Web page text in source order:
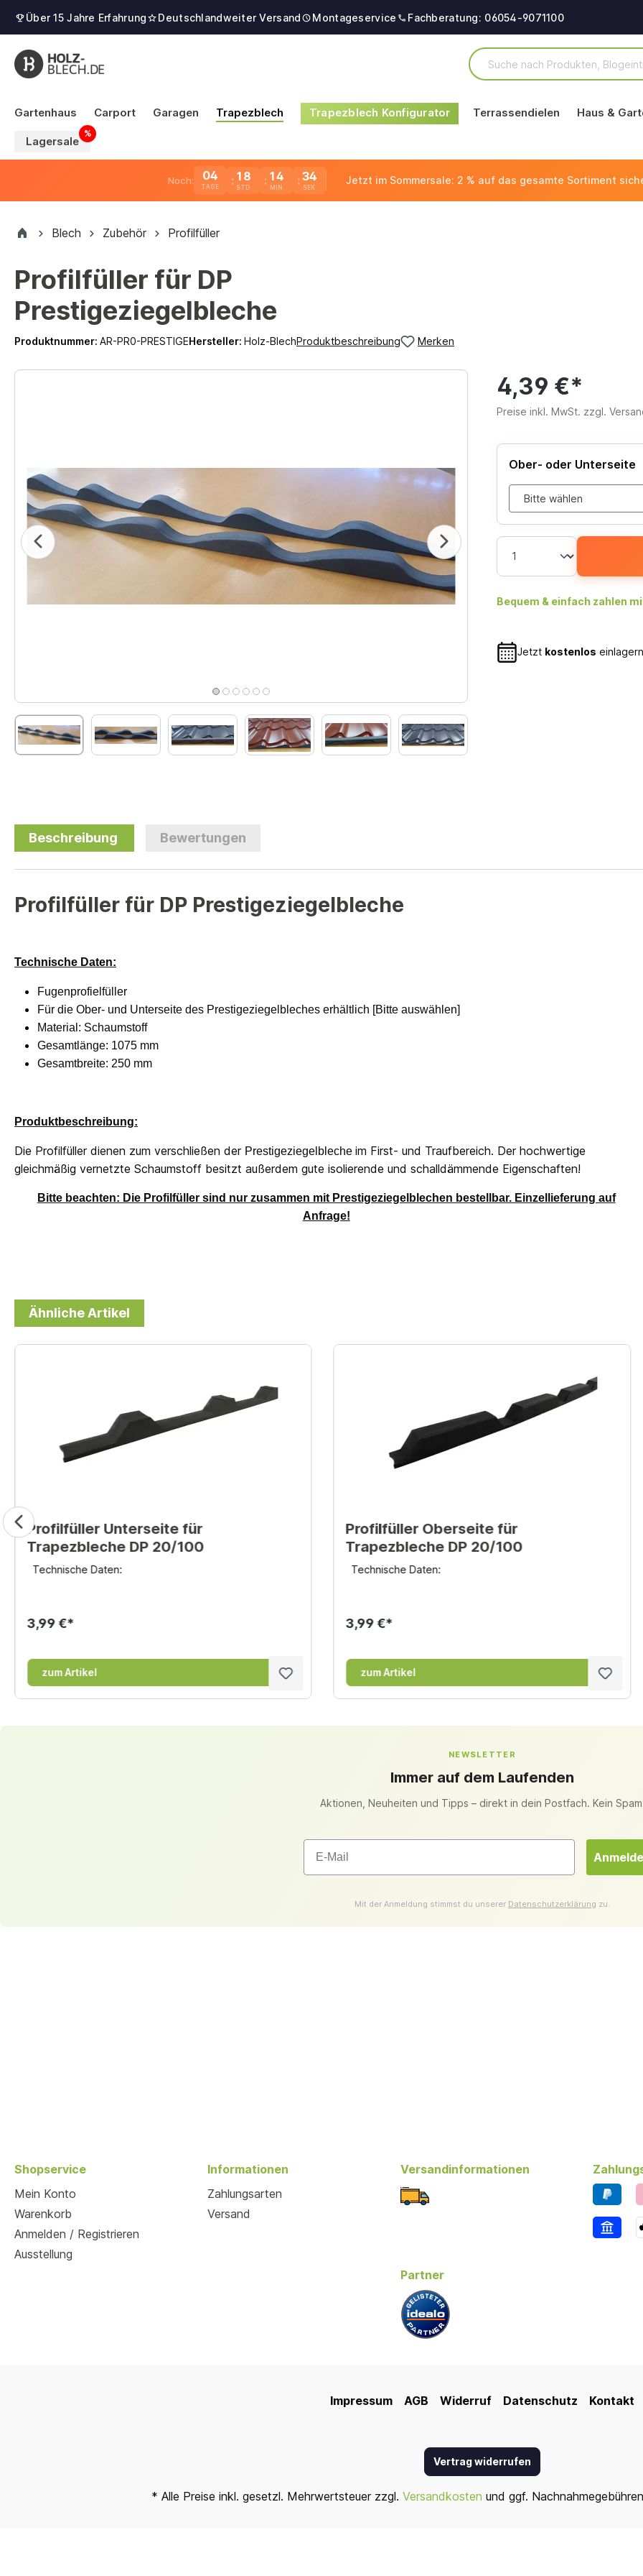
Über 15 Jahre Erfahrung Deutschlandweiter Versand Montageservice Fachberatung: 06054-9071100
Gartenhaus Carport Garagen Trapezblech Trapezblech Konfigurator Terrassendielen Haus &
Lagersale
Noch: 04
TAGE
18 14 34 Jetzt im Sommersale: 2 % auf das gesamte Sortiment
Blech Zubehör Profilfüller
Profilfüller für DP
Prestigeziegelbleche
Produktnummer: AR-PR0-PRESTIGEHersteller: Holz-BlechProduktbeschreibung Merken
4,39 €*
Preise inkl. MwSt. zzgl.
Ober- oder Unterseite
Bequem & einfach zahlen
Jetzt kostenlos
Beschreibung Bewertungen
Profilfüller für DP Prestigeziegelbleche
Technische Daten:
Fugenprofielfüller
Für die Ober- und Unterseite des Prestigeziegelbleches erhältlich [Bitte auswählen]
Material: Schaumstoff
Gesamtlänge: 1075 mm
Gesamtbreite: 250 mm
Produktbeschreibung:
Die Profilfüller dienen zum verschließen der Prestigeziegelbleche im First- und Traufbereich. Der hochwertige
gleichmäßig vernetzte Schaumstoff besitzt außerdem gute isolierende und schalldämmende Eigenschaften!
Bitte beachten: Die Profilfüller sind nur zusammen mit Prestigeziegelblechen bestellbar. Einzellieferung auf
Anfrage!
Ähnliche Artikel
Profilfüller Unterseite für
Trapezbleche DP 20/100
Technische Daten:
3,99 €*
zum Artikel
Profilfüller Oberseite für
Trapezbleche DP 20/100
Technische Daten:
3,99 €*
zum Artikel
NEWSLETTER
Immer auf dem Laufenden
Aktionen, Neuheiten und Tipps – direkt in dein Postfach. Kein
Email
Mit der Anmeldung stimmst du unserer Datenschutzerklärung zu.
Shopservice
Mein Konto
Warenkorb
Anmelden / Registrieren
Ausstellung
Informationen
Zahlungsarten
Versand
Versandinformationen
Partner
Impressum AGB Widerruf Datenschutz Kontakt
Vertrag widerrufen
* Alle Preise inkl. gesetzl. Mehrwertsteuer zzgl. Versandkosten und ggf.